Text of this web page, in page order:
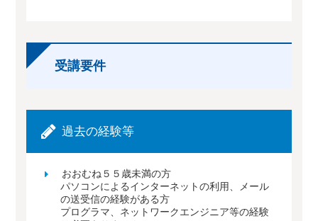
受講要件
過去の経験等
おおむね５５歳未満の方
パソコンによるインターネットの利用、メール
の送受信の経験がある方
プログラマ、ネットワークエンジニア等の経験